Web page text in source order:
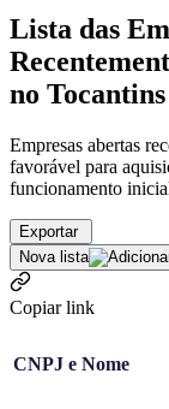
Lista das
no Tocantins
Empresas abertas
favorável para
funcionamento
Exportar
Nova lista
Copiar link
CNPJ e Nome